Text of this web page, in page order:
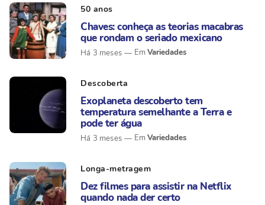
50 anos
Chaves: conheça as teorias macabras
que rondam o seriado mexicano
Há 3 meses Variedades
Descoberta
Exoplaneta descoberto tem
temperatura semelhante a Terra e
pode ter água
Há 3 meses Variedades
Longa-metragem
Dez filmes para assistir na Netflix
quando nada der certo